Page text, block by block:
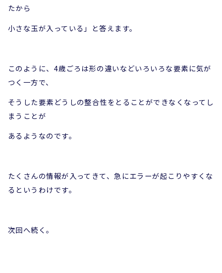
たから
小さな玉が入っている」と答えます。
このように、4歳ごろは形の違いなどいろいろな要素に気が
つく一方で、
そうした要素どうしの整合性をとることができなくなってし
まうことが
あるようなのです。
たくさんの情報が入ってきて、急にエラーが起こりやすくな
るというわけです。
次回へ続く。